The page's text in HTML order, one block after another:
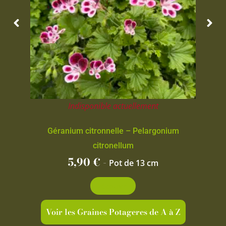
Indisponible actuellement
Géranium citronnelle – Pelargonium
citronellum
5,90€ - Pot de 13 cm
Voir les Graines Potageres de A à Z